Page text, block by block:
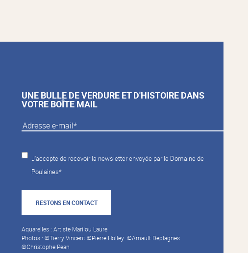
UNE BULLE DE VERDURE ET D'HISTOIRE DANS
VOTRE BOÎTE MAIL
J'accepte de recevoir la newsletter envoyée par le Domaine de
Poulaines*
RESTONS EN CONTACT
Aquarelles : Artiste Marilou Laure
Photos : ©Tierry Vincent ©Pierre Holley ©Arnault Deplagnes
©Christophe Pean